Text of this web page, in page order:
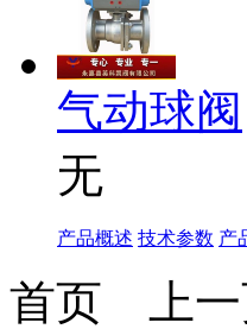
气动球阀
无
产品概述 技术参数 产
首页 上